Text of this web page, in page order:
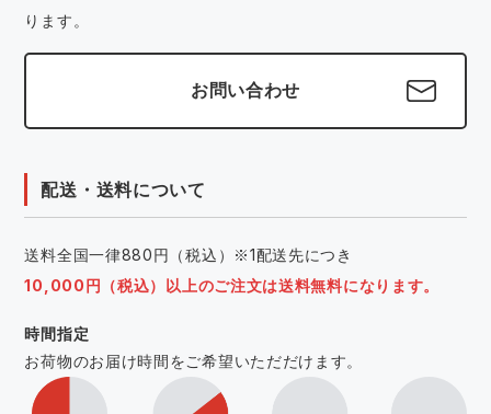
ります。
お問い合わせ
配送・送料について
送料全国一律880円（税込）※1配送先につき
10,000円（税込）以上のご注文は送料無料になります。
時間指定
お荷物のお届け時間をご希望いただだけます。